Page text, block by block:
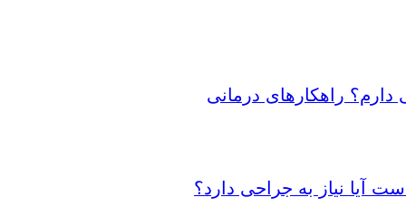
راهکارهای درمانی
آیا نیاز به جراحی دارد؟